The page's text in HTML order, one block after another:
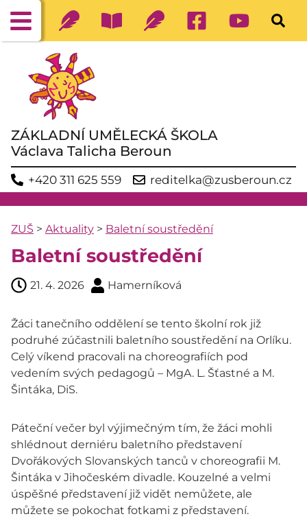
ZÁKLADNÍ UMĚLECKÁ ŠKOLA
Václava Talicha Beroun
+420 311 625 559 reditelka@zusberoun.cz
ZUŠ > Aktuality > Baletní soustředění
Baletní soustředění
21. 4. 2026 Hamerníková
Žáci tanečního oddělení se tento školní rok již
podruhé zúčastnili baletního soustředění na Orlíku.
Celý víkend pracovali na choreografiích pod
vedením svých pedagogů – MgA. L. Šťastné a M.
Šintáka, DiS.
Páteční večer byl výjimečným tím, že žáci mohli
shlédnout derniéru baletního představení
Dvořákových Slovanských tanců v choreografii M.
Šintáka v Jihočeském divadle. Kouzelné a velmi
úspěšné představení již vidět nemůžete, ale
můžete se pokochat fotkami z představení.